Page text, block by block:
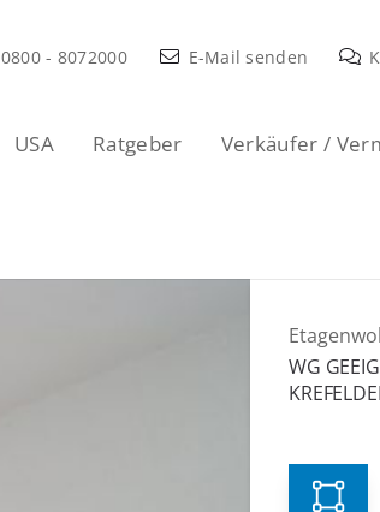
0800 - 8072000 E-Mail senden
USA Ratgeber Verkäufer /
WG